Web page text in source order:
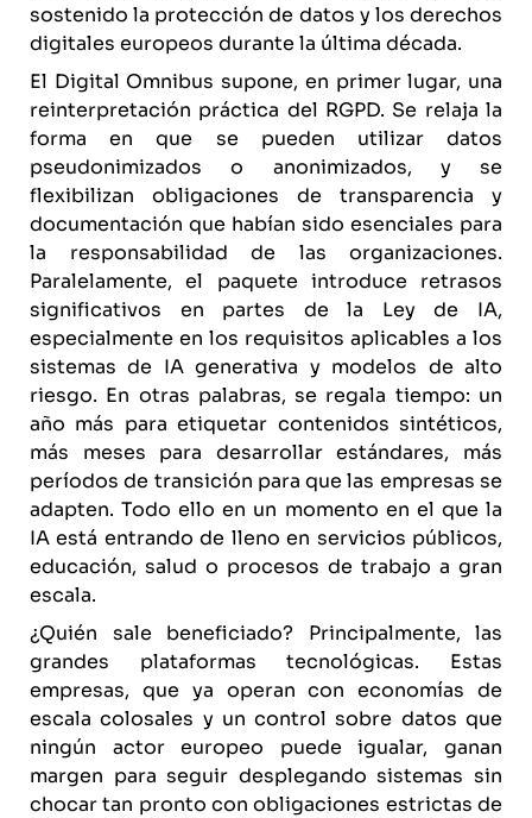
sostenido la protección de datos y los derechos
digitales europeos durante la última década.
El Digital Omnibus supone, en primer lugar, una
reinterpretación práctica del RGPD. Se relaja la
forma en que se pueden utilizar datos
pseudonimizados o anonimizados, y se
flexibilizan obligaciones de transparencia y
documentación que habían sido esenciales para
la responsabilidad de las organizaciones.
Paralelamente, el paquete introduce retrasos
significativos en partes de la Ley de IA,
especialmente en los requisitos aplicables a los
sistemas de IA generativa y modelos de alto
riesgo. En otras palabras, se regala tiempo: un
año más para etiquetar contenidos sintéticos,
más meses para desarrollar estándares, más
períodos de transición para que las empresas se
adapten. Todo ello en un momento en el que la
IA está entrando de lleno en servicios públicos,
educación, salud o procesos de trabajo a gran
escala.
¿Quién sale beneficiado? Principalmente, las
grandes plataformas tecnológicas. Estas
empresas, que ya operan con economías de
escala colosales y un control sobre datos que
ningún actor europeo puede igualar, ganan
margen para seguir desplegando sistemas sin
chocar tan pronto con obligaciones estrictas de